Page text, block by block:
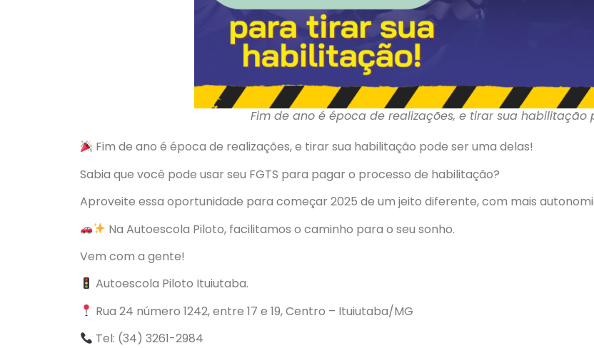
Fim de ano é época de realizações, e tirar sua habilitação
Fim de ano é época de realizações, e tirar sua habilitação pode ser uma delas!
Sabia que você pode usar seu FGTS para pagar o processo de habilitação?
Aproveite essa oportunidade para começar 2025 de um jeito diferente, com mais
Na Autoescola Piloto, facilitamos o caminho para o seu sonho.
Vem com a gente!
Autoescola Piloto Ituiutaba.
Rua 24 número 1242, entre 17 e 19, Centro – Ituiutaba/MG
Tel: (34) 3261-2984